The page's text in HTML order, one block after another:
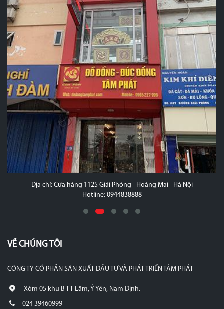
Địa chỉ: Cửa hàng 1125 Giải Phóng - Hoàng Mai - Hà Nội
Hotline: 0944838888
VỀ CHÚNG TÔI
CÔNG TY CỔ PHẦN SẢN XUẤT ĐẦU TƯ VÀ PHÁT TRIỂN TÂM PHÁT
Xóm 05 khu B TT Lâm, Ý Yên, Nam Định.
024 39460999